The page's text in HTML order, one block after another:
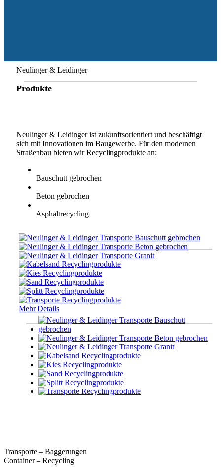
Neulinger & Leidinger
Produkte
Neulinger & Leidinger ist zukunftsorientiert und beschäftigt
sich mit Innovationen im Baugewerbe. Für den modernen
Straßenbau bieten wir Recyclingprodukte an:
Bauschutt gebrochen
Beton gebrochen
Asphaltrecycling
Mehr Details
Transporte – Baggerungen
Container – Recycling